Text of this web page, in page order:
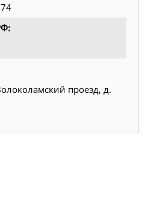
проезд, д.